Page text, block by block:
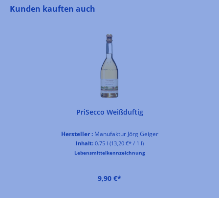
Produktgalerie überspringen
Kunden kauften auch
PriSecco Weißduftig
Hersteller :Manufaktur Jörg Geiger
Inhalt: 0.75 l (13,20 €* / 1 l)
Lebensmittelkennzeichnung
9,90 €*